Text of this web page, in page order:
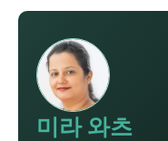
미라 와츠